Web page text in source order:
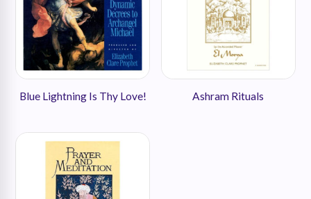
Blue Lightning Is Thy Love! Ashram Rituals